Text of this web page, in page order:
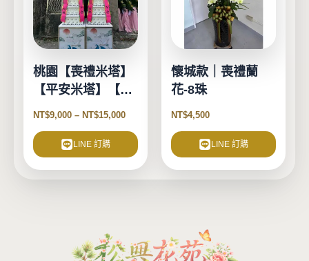
桃園【喪禮米塔】
【平安米塔】【告
別式米塔】
NT$9,000 – NT$15,000
LINE 訂購
多
種
款
可
頁
面
懷城款｜喪禮蘭
花-8珠
NT$4,500
LINE 訂購